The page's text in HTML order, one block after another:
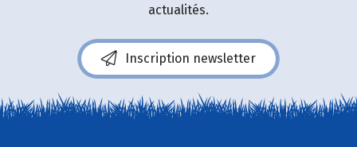
actualités.
Inscription newsletter